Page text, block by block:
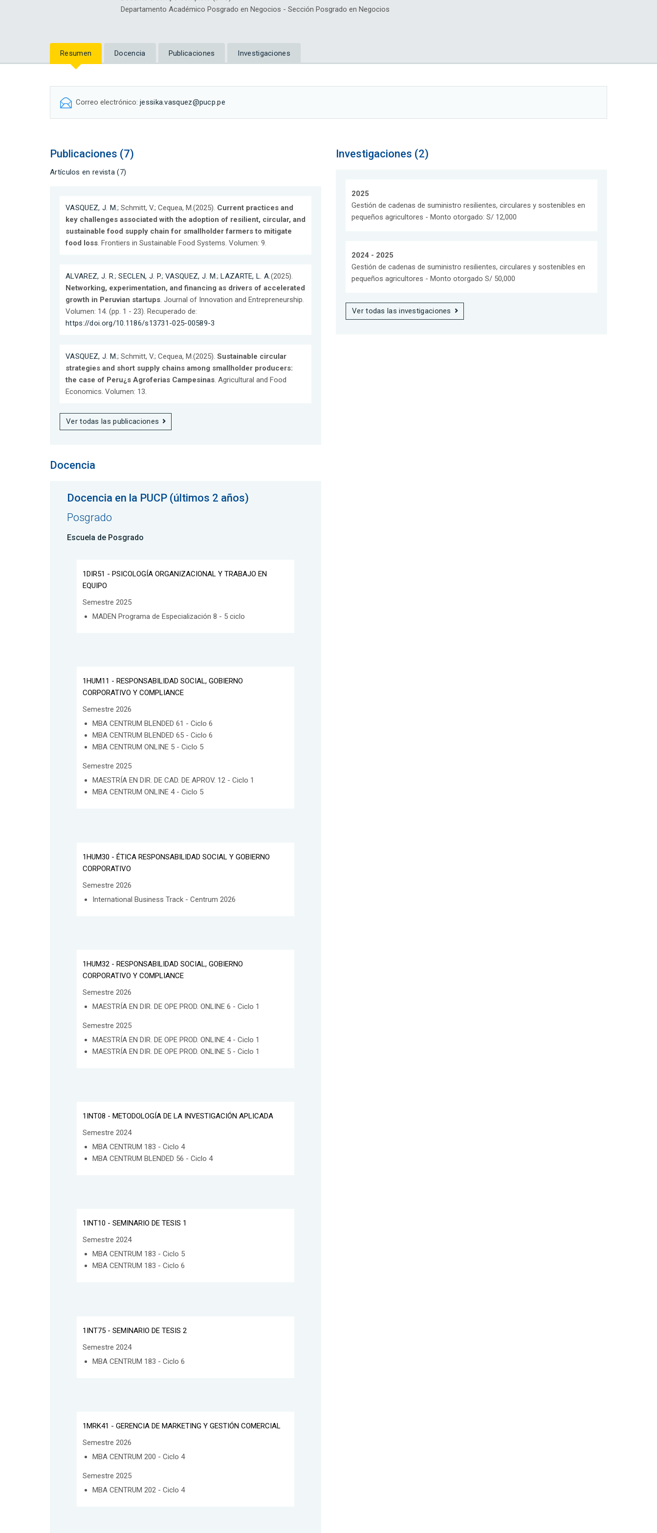
Departamento Académico Posgrado en Negocios - Sección Posgrado en Negocios
Resumen Docencia Publicaciones Investigaciones
Correo electrónico: jessika.vasquez@pucp.pe
Publicaciones (7)
Artículos en revista (7)
VASQUEZ, J. M.; Schmitt, V.; Cequea, M.(2025). Current practices and
key challenges associated with the adoption of resilient, circular, and
sustainable food supply chain for smallholder farmers to mitigate
food loss . Frontiers in Sustainable Food Systems. Volumen: 9.
ALVAREZ, J. R.;SECLEN, J. P.;VASQUEZ, J. M.;LAZARTE, L. A. (2025).
Networking, experimentation, and financing as drivers of accelerated
growth in Peruvian startups . Journal of Innovation and Entrepreneurship.
Volumen: 14. (pp. 1 - 23). Recuperado de:
https://doi.org/10.1186/s13731-025-00589-3
VASQUEZ, J. M.; Schmitt, V.; Cequea, M.(2025).Sustainable circular
strategies and short supply chains among smallholder producers:
the case of Peru¿s Agroferias Campesinas . Agricultural and Food
Economics. Volumen: 13.
Ver todas las publicaciones
Investigaciones (2)
2025
Gestión de cadenas de suministro resilientes, circulares y sostenibles en
pequeños agricultores - Monto otorgado: S/ 12,000
2024 - 2025
Gestión de cadenas de suministro resilientes, circulares y sostenibles en
pequeños agricultores - Monto otorgado S/ 50,000
Ver todas las investigaciones
Docencia
Docencia en la PUCP (últimos 2 años)
Posgrado
Escuela de Posgrado
1DIR51 - PSICOLOGÍA ORGANIZACIONAL Y TRABAJO EN
EQUIPO
Semestre 2025
MADEN Programa de Especialización 8 - 5 ciclo
1HUM11 - RESPONSABILIDAD SOCIAL, GOBIERNO
CORPORATIVO Y COMPLIANCE
Semestre 2026
MBA CENTRUM BLENDED 61 - Ciclo 6
MBA CENTRUM BLENDED 65 - Ciclo 6
MBA CENTRUM ONLINE 5 - Ciclo 5
Semestre 2025
MAESTRÍA EN DIR. DE CAD. DE APROV. 12 - Ciclo 1
MBA CENTRUM ONLINE 4 - Ciclo 5
1HUM30 - ÉTICA RESPONSABILIDAD SOCIAL Y GOBIERNO
CORPORATIVO
Semestre 2026
International Business Track - Centrum 2026
1HUM32 - RESPONSABILIDAD SOCIAL, GOBIERNO
CORPORATIVO Y COMPLIANCE
Semestre 2026
MAESTRÍA EN DIR. DE OPE PROD. ONLINE 6 - Ciclo 1
Semestre 2025
MAESTRÍA EN DIR. DE OPE PROD. ONLINE 4 - Ciclo 1
MAESTRÍA EN DIR. DE OPE PROD. ONLINE 5 - Ciclo 1
1INT08 - METODOLOGÍA DE LA INVESTIGACIÓN APLICADA
Semestre 2024
MBA CENTRUM 183 - Ciclo 4
MBA CENTRUM BLENDED 56 - Ciclo 4
1INT10 - SEMINARIO DE TESIS 1
Semestre 2024
MBA CENTRUM 183 - Ciclo 5
MBA CENTRUM 183 - Ciclo 6
1INT75 - SEMINARIO DE TESIS 2
Semestre 2024
MBA CENTRUM 183 - Ciclo 6
1MRK41 - GERENCIA DE MARKETING Y GESTIÓN COMERCIAL
Semestre 2026
MBA CENTRUM 200 - Ciclo 4
Semestre 2025
MBA CENTRUM 202 - Ciclo 4